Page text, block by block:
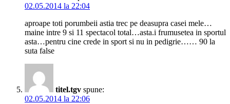
02.05.2014 la 22:04
aproape toti porumbeii astia trec pe deasupra casei mele…
maine intre 9 si 11 spectacol total…asta.i frumusetea in sportul
asta…pentru cine crede in sport si nu in pedigrie…… 90 la
suta false
titel.tgv spune:
02.05.2014 la 22:06